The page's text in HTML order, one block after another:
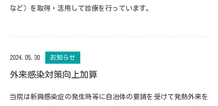
など）を取得・活用して診療を行っています。
2024.05.30 お知らせ
外来感染対策向上加算
当院は新興感染症の発生時等に自治体の要請を受けて発熱外来を